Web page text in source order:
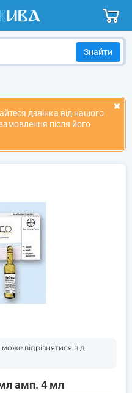
дзвінка від нашого
після його
відрізнятися від
амп. 4 мл